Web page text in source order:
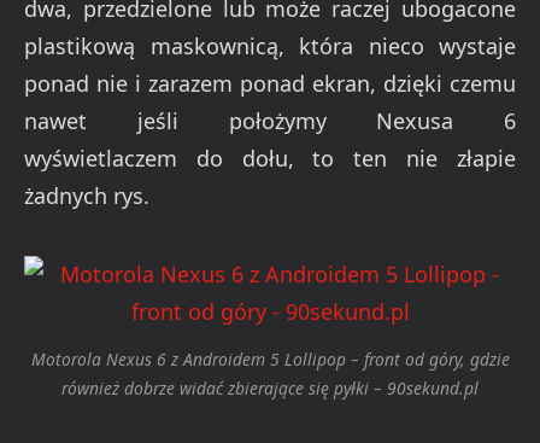
dwa, przedzielone lub może raczej ubogacone
plastikową maskownicą, która nieco wystaje
ponad nie i zarazem ponad ekran, dzięki czemu
nawet jeśli położymy Nexusa 6
wyświetlaczem do dołu, to ten nie złapie
żadnych rys.
Motorola Nexus 6 z Androidem 5 Lollipop – front od góry, gdzie
również dobrze widać zbierające się pyłki – 90sekund.pl